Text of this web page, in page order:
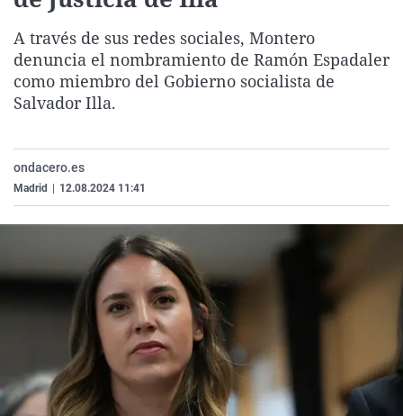
Gente viajera
Como el perro y el
Retornados
Equipo de
Galicia
La Rioja
Televisión
Elecciones
A través de sus redes sociales, Montero
denuncia el nombramiento de Ramón Espadaler
como miembro del Gobierno socialista de
Salvador Illa.
ondacero.es
Madrid 12.08.2024 11:41